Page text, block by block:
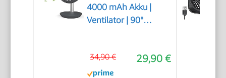
4000 mAh Akku |
Ventilator | 90°
| Windmaschine |
Luftkühler |
29,90 €
34,90 €